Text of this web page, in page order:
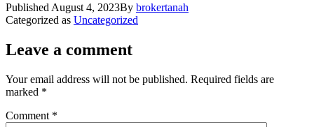
Published August 4, 2023By brokertanah
Categorized as Uncategorized
Leave a comment
Your email address will not be published. Required fields are
marked *
Comment *